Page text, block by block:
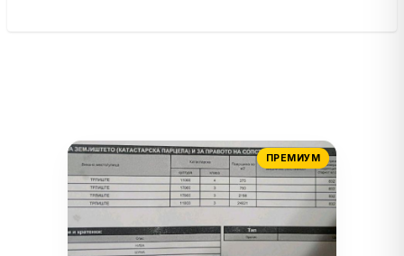
ПРЕМИУМ